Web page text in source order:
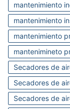
mantenimiento
mantenimiento
mantenimiento
mantenimineto
Secadores de
Secadores de
Secadores de